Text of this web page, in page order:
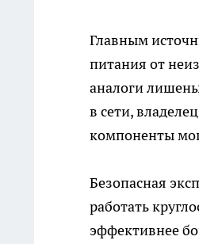
Главным
питания от
аналоги
в сети,
компоненты
Безопасная
работать
эффективнее